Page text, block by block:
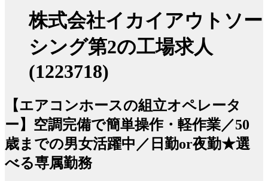
株式会社イカイアウトソー
シング第2の工場求人
(1223718)
【エアコンホースの組立オペレータ
ー】空調完備で簡単操作・軽作業／50
歳までの男女活躍中／日勤or夜勤★選
べる専属勤務